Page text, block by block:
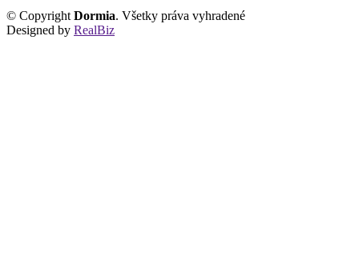
© CopyrightDormia. Všetky práva vyhradené
Designed by RealBiz